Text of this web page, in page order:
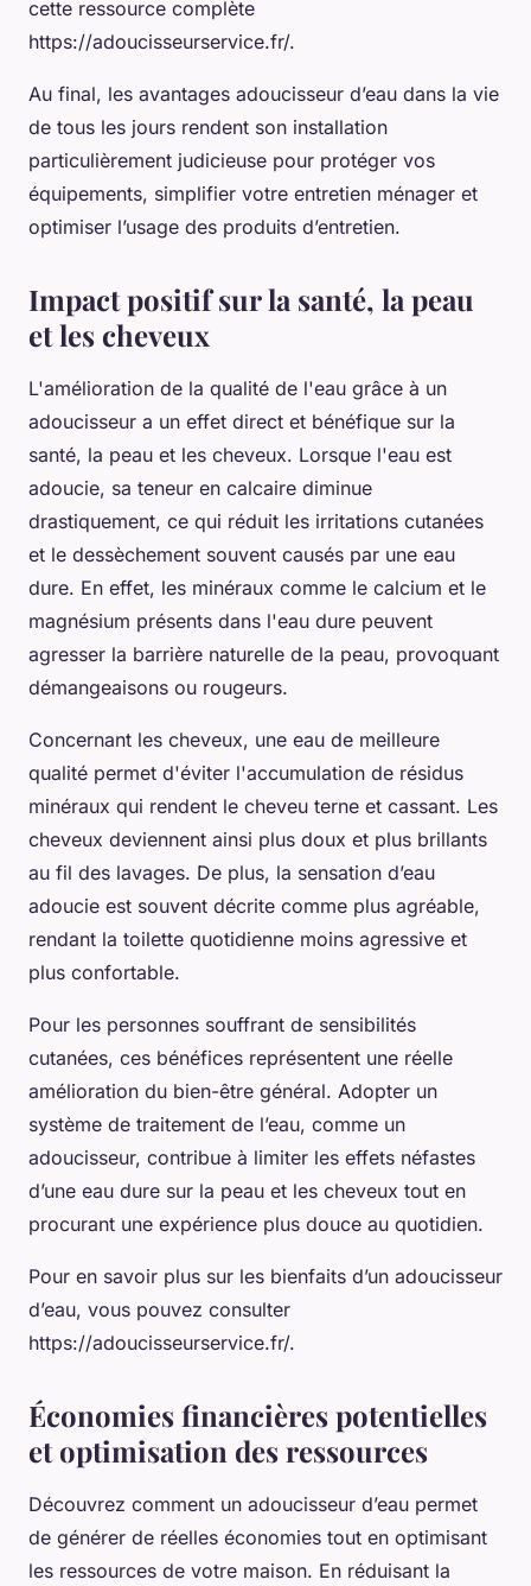
cette ressource complète
https://adoucisseurservice.fr/.
Au final, les avantages adoucisseur d’eau dans la vie
de tous les jours rendent son installation
particulièrement judicieuse pour protéger vos
équipements, simplifier votre entretien ménager et
optimiser l’usage des produits d’entretien.
Impact positif sur la santé, la peau
et les cheveux
L'amélioration de la qualité de l'eau grâce à un
adoucisseur a un effet direct et bénéfique sur la
santé, la peau et les cheveux. Lorsque l'eau est
adoucie, sa teneur en calcaire diminue
drastiquement, ce qui réduit les irritations cutanées
et le dessèchement souvent causés par une eau
dure. En effet, les minéraux comme le calcium et le
magnésium présents dans l'eau dure peuvent
agresser la barrière naturelle de la peau, provoquant
démangeaisons ou rougeurs.
Concernant les cheveux, une eau de meilleure
qualité permet d'éviter l'accumulation de résidus
minéraux qui rendent le cheveu terne et cassant. Les
cheveux deviennent ainsi plus doux et plus brillants
au fil des lavages. De plus, la sensation d’eau
adoucie est souvent décrite comme plus agréable,
rendant la toilette quotidienne moins agressive et
plus confortable.
Pour les personnes souffrant de sensibilités
cutanées, ces bénéfices représentent une réelle
amélioration du bien-être général. Adopter un
système de traitement de l’eau, comme un
adoucisseur, contribue à limiter les effets néfastes
d’une eau dure sur la peau et les cheveux tout en
procurant une expérience plus douce au quotidien.
Pour en savoir plus sur les bienfaits d’un adoucisseur
d’eau, vous pouvez consulter
https://adoucisseurservice.fr/.
Économies financières potentielles
et optimisation des ressources
Découvrez comment un adoucisseur d’eau permet
de générer de réelles économies tout en optimisant
les ressources de votre maison. En réduisant la